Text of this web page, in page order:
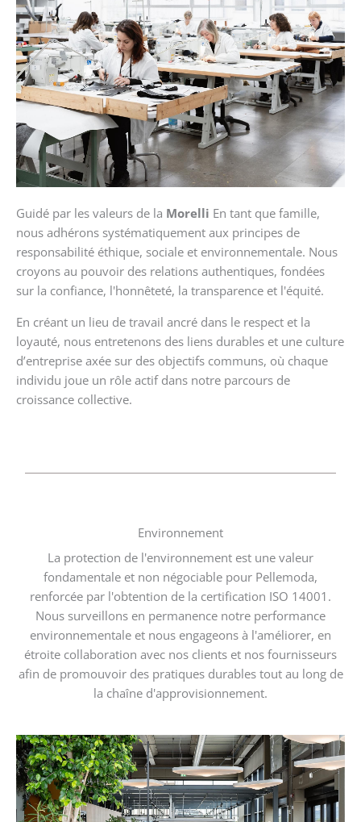
Guidé par les valeurs de la Morelli En tant que famille,
nous adhérons systématiquement aux principes de
responsabilité éthique, sociale et environnementale. Nous
croyons au pouvoir des relations authentiques, fondées
sur la confiance, l'honnêteté, la transparence et l'équité.
En créant un lieu de travail ancré dans le respect et la
loyauté, nous entretenons des liens durables et une culture
d’entreprise axée sur des objectifs communs, où chaque
individu joue un rôle actif dans notre parcours de
croissance collective.
Environnement
La protection de l'environnement est une valeur
fondamentale et non négociable pour Pellemoda,
renforcée par l'obtention de la certification ISO 14001.
Nous surveillons en permanence notre performance
environnementale et nous engageons à l'améliorer, en
étroite collaboration avec nos clients et nos fournisseurs
afin de promouvoir des pratiques durables tout au long de
la chaîne d'approvisionnement.